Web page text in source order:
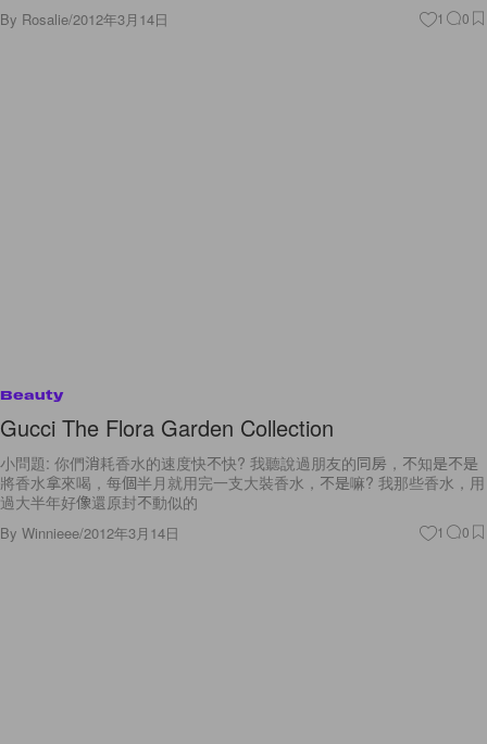
By Rosalie/2012年3月14日 1 0
Beauty
Gucci The Flora Garden Collection
小問題: 你們消耗香水的速度快不快? 我聽說過朋友的同房，不知是不是
將香水拿來喝，每個半月就用完一支大裝香水，不是嘛? 我那些香水，用
過大半年好像還原封不動似的
By Winnieee/2012年3月14日 1 0